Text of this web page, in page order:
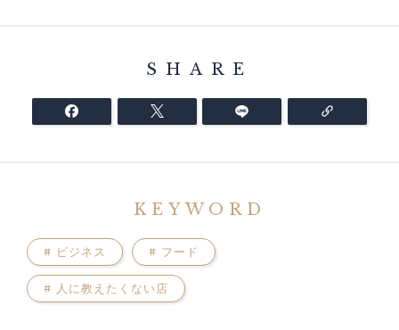
SHARE
KEYWORD
# ビジネス # フード
# 人に教えたくない店